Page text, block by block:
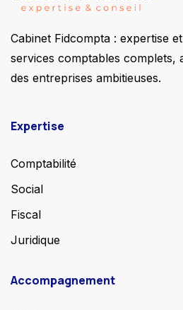
Cabinet Fidcompta : expertise
services comptables complets,
des entreprises ambitieuses.
Expertise
Comptabilité
Social
Fiscal
Juridique
Accompagnement